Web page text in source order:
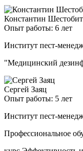
Константин
Опыт работы: 6 лет
Институт пест-
"Медицинский
Сергей Заяц
Опыт работы: 5 лет
Институт пест-
Профессиональное